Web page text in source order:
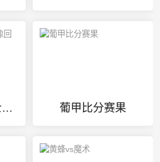
揭幕战火箭vs勇士录像回放 葡甲比分赛果